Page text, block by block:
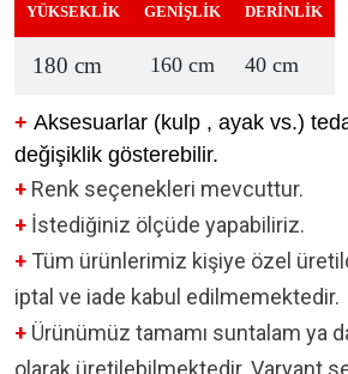
YÜKSEKLİK GENİŞLİK DERİNLİK
180 cm 160 cm 40 cm
+ Aksesuarlar (kulp , ayak vs.)
değişiklik gösterebilir.
+ Renk seçenekleri mevcuttur.
+ İstediğiniz ölçüde yapabiliriz.
+ Tüm ürünlerimiz kişiye özel
iptal ve iade kabul edilmemektedir.
+ Ürünümüz tamamı suntalam ya
olarak üretilebilmektedir. Varyant